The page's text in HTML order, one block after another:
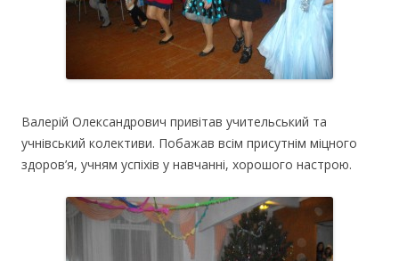
Валерій Олександрович привітав учительський та
учнівський колективи. Побажав всім присутнім міцного
здоров’я, учням успіхів у навчанні, хорошого настрою.